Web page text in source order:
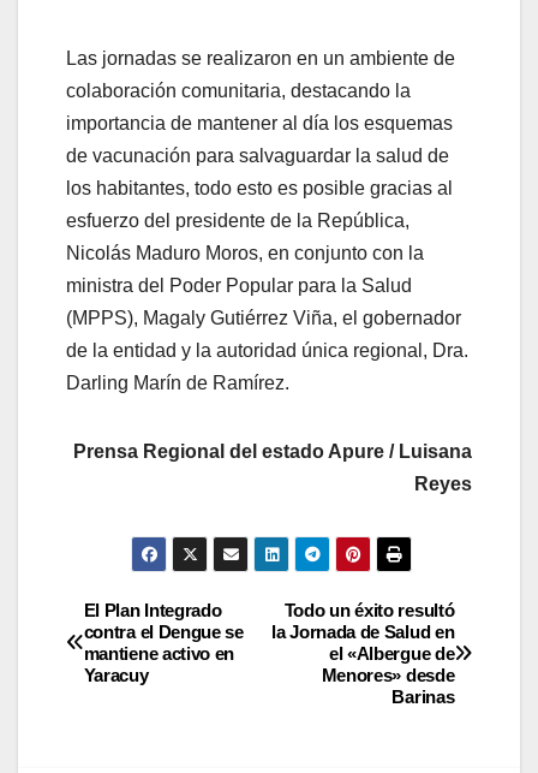
Las jornadas se realizaron en un ambiente de
colaboración comunitaria, destacando la
importancia de mantener al día los esquemas
de vacunación para salvaguardar la salud de
los habitantes, todo esto es posible gracias al
esfuerzo del presidente de la República,
Nicolás Maduro Moros, en conjunto con la
ministra del Poder Popular para la Salud
(MPPS), Magaly Gutiérrez Viña, el gobernador
de la entidad y la autoridad única regional, Dra.
Darling Marín de Ramírez.
Prensa Regional del estado Apure / Luisana
Reyes
Todo un éxito resultó
la Jornada de Salud en
el «Albergue de
Menores» desde
Barinas
El Plan Integrado
contra el Dengue se
mantiene activo en
Yaracuy